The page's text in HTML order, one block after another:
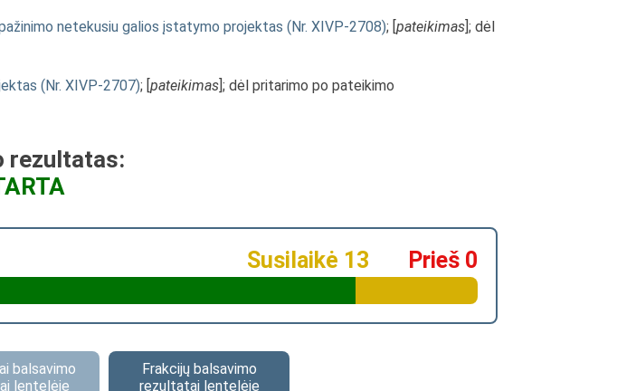
netekusiu galios įstatymo projektas (Nr. XIVP-2708); [pateikimas]; dėl
(Nr. XIVP-2707); [pateikimas]; dėl pritarimo po pateikimo
rezultatas:
Prieš 0
Susilaikė 13
balsavimo
lentelėje
Frakcijų balsavimo
rezultatai lentelėje